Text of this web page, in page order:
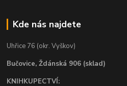
Kde nás najdete
Uhřice 76 (okr. Vyškov)
Bučovice, Ždánská 906 (sklad)
KNIHKUPECTVÍ: